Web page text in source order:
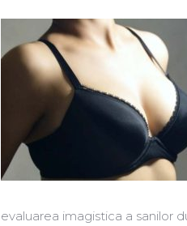
evaluarea imagistica a sanilor